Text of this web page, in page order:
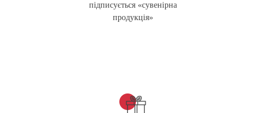
підписується «сувенірна
продукція»